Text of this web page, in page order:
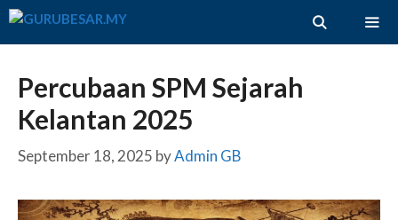
Skip
Percubaan SPM Sejarah
Kelantan 2025
September 18, 2025 byAdmin GB